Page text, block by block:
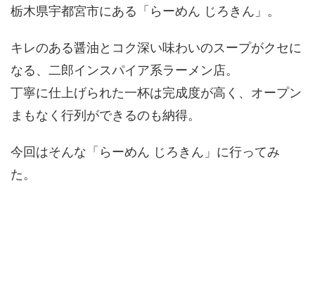
栃木県宇都宮市にある「らーめん じろきん」。
キレのある醤油とコク深い味わいのスープがクセに
なる、二郎インスパイア系ラーメン店。
丁寧に仕上げられた一杯は完成度が高く、オープン
まもなく行列ができるのも納得。
今回はそんな「らーめん じろきん」に行ってみ
た。